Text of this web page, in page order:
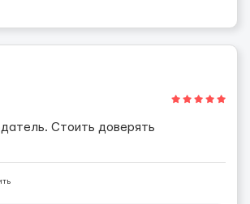
Стоить доверять